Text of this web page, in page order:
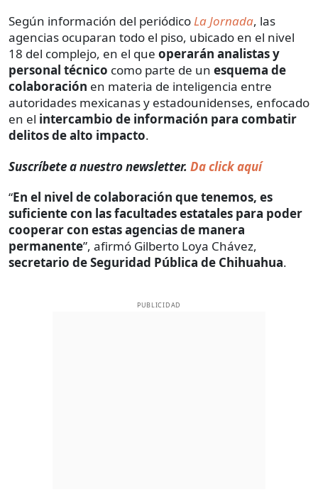
Según información del periódicoLa Jornada, las
agencias ocuparan todo el piso, ubicado en el nivel
18 del complejo, en el que operarán analistas y
personal técnico como parte de un esquema de
colaboración en materia de inteligencia entre
autoridades mexicanas y estadounidenses, enfocado
en el intercambio de información para combatir
delitos de alto impacto.
Suscríbete a nuestro newsletter. Da click aquí
“En el nivel de colaboración que tenemos, es
suficiente con las facultades estatales para poder
cooperar con estas agencias de manera
permanente”, afirmó Gilberto Loya Chávez,
secretario de Seguridad Pública de Chihuahua.
PUBLICIDAD